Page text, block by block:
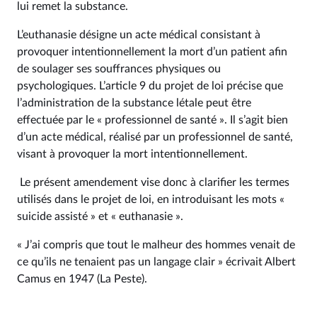
lui remet la substance.
L’euthanasie désigne un acte médical consistant à
provoquer intentionnellement la mort d’un patient afin
de soulager ses souffrances physiques ou
psychologiques. L’article 9 du projet de loi précise que
l’administration de la substance létale peut être
effectuée par le « professionnel de santé ». Il s’agit bien
d’un acte médical, réalisé par un professionnel de santé,
visant à provoquer la mort intentionnellement.
Le présent amendement vise donc à clarifier les termes
utilisés dans le projet de loi, en introduisant les mots «
suicide assisté » et « euthanasie ».
« J’ai compris que tout le malheur des hommes venait de
ce qu’ils ne tenaient pas un langage clair » écrivait Albert
Camus en 1947 (La Peste).